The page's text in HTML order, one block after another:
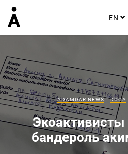
EN
ADAMDAR NEWS DOCA
Экоактивисты
бандероль